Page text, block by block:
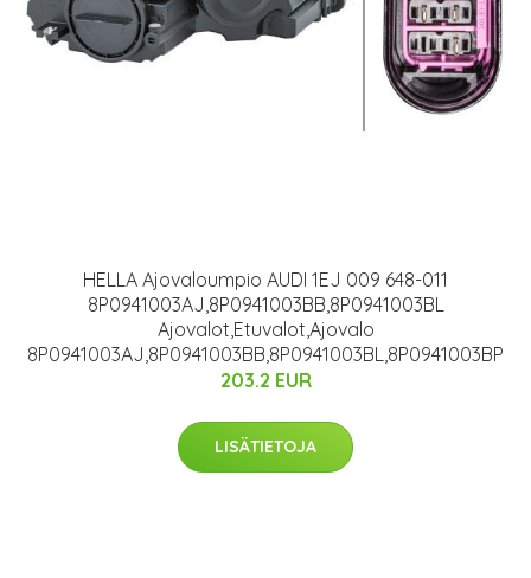
HELLA Ajovaloumpio AUDI 1EJ 009 648-011
8P0941003AJ,8P0941003BB,8P0941003BL
Ajovalot,Etuvalot,Ajovalo
8P0941003AJ,8P0941003BB,8P0941003BL,8P0941003BP
203.2 EUR
LISÄTIETOJA